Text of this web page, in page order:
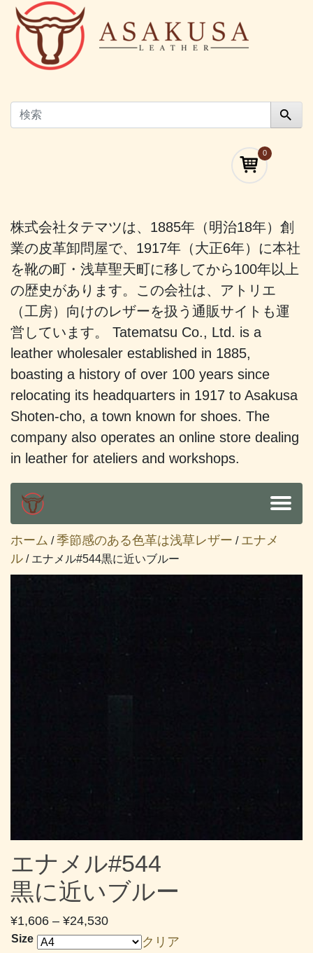
0
株式会社タテマツは、1885年（明治18年）創
業の皮革卸問屋で、1917年（大正6年）に本社
を靴の町・浅草聖天町に移してから100年以上
の歴史があります。この会社は、アトリエ
（工房）向けのレザーを扱う通販サイトも運
営しています。 Tatematsu Co., Ltd. is a
leather wholesaler established in 1885,
boasting a history of over 100 years since
relocating its headquarters in 1917 to Asakusa
Shoten-cho, a town known for shoes. The
company also operates an online store dealing
in leather for ateliers and workshops.
ホーム /季節感のある色革は浅草レザー / エナメ
ル / エナメル#544黒に近いブルー
エナメル#544
黒に近いブルー
¥1,606 – ¥24,530価
格
Size
クリア